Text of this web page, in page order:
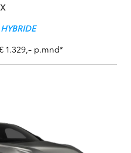
1.329,- p.mnd*